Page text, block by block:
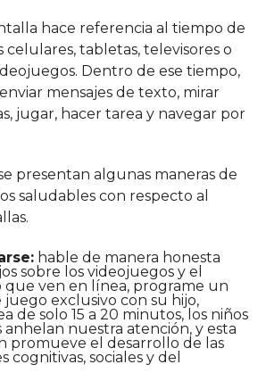
hace referencia al tiempo de
celulares, tabletas, televisores o
Dentro de ese tiempo,
mensajes de texto, mirar
jugar, hacer tarea y navegar por
presentan algunas maneras de
saludables con respecto al
hable de manera honesta
sobre los videojuegos y el
que ven en línea, programe un
exclusivo con su hijo,
de solo 15 a 20 minutos, los niños
nuestra atención, y esta
promueve el desarrollo de las
cognitivas, sociales y del